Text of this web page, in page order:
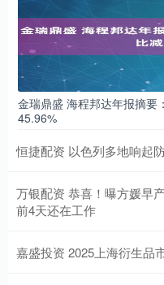
金瑞鼎盛 海程邦达年报摘要
45.96%
恒捷配资 以色列多地响起
万银配资 恭喜！曝方媛早
前4天还在工作
嘉盛投资 2025上海衍生品